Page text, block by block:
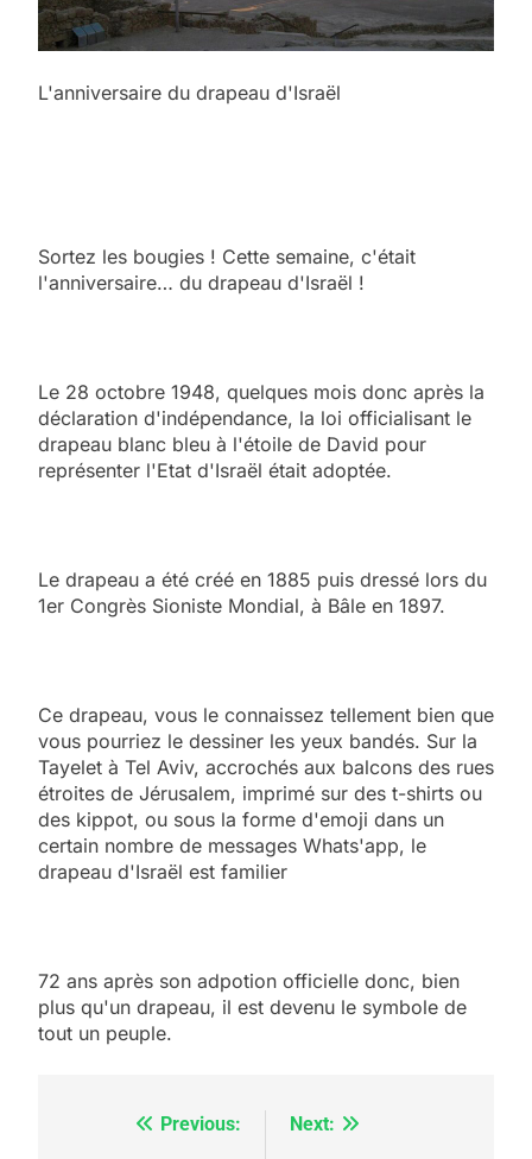
L'anniversaire du drapeau d'Israël
Sortez les bougies ! Cette semaine, c'était
l'anniversaire… du drapeau d'Israël !
Le 28 octobre 1948, quelques mois donc après la
déclaration d'indépendance, la loi officialisant le
drapeau blanc bleu à l'étoile de David pour
représenter l'Etat d'Israël était adoptée.
Le drapeau a été créé en 1885 puis dressé lors du
1er Congrès Sioniste Mondial, à Bâle en 1897.
Ce drapeau, vous le connaissez tellement bien que
vous pourriez le dessiner les yeux bandés. Sur la
Tayelet à Tel Aviv, accrochés aux balcons des rues
étroites de Jérusalem, imprimé sur des t-shirts ou
des kippot, ou sous la forme d'emoji dans un
certain nombre de messages Whats'app, le
drapeau d'Israël est familier
72 ans après son adpotion officielle donc, bien
plus qu'un drapeau, il est devenu le symbole de
tout un peuple.
NavigationPrevious:
Next:
2025, l’année la plus
meurtrière selon le
FIÈRE, DIGNE ET RÉSILIENTE :